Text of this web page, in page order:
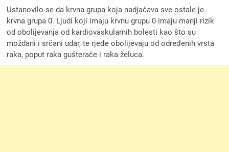
Ustanovilo se da krvna grupa koja nadjačava sve ostale je
krvna grupa 0. Ljudi koji imaju krvnu grupu 0 imaju manji rizik
od obolijevanja od kardiovaskularnih bolesti kao što su
moždani i srčani udar, te rjeđe obolijevaju od određenih vrsta
raka, poput raka gušterače i raka želuca.